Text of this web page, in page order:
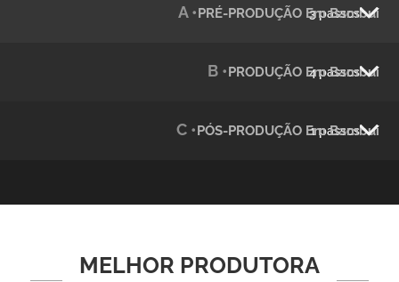
Julândia
Green Process
A •PRÉ-PRODUÇÃO Em Bambuí
3 passos
B •PRODUÇÃO Em Bambuí
4 passos
C •PÓS-PRODUÇÃO Em Bambuí
1 passos
MELHOR PRODUTORA